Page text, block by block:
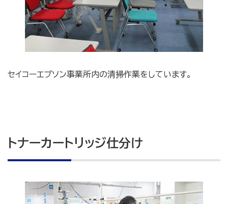
セイコーエプソン事業所内の清掃作業をしています。
トナーカートリッジ仕分け